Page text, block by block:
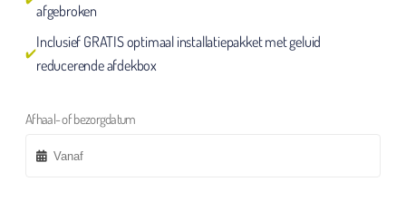
afgebroken
Inclusief GRATIS optimaal installatiepakket met geluid
reducerende afdekbox
Afhaal- of bezorgdatum